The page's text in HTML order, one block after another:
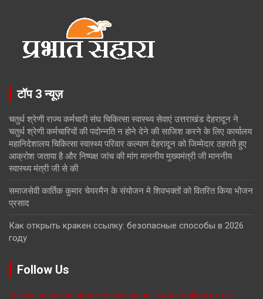
टॉप 3 न्यूज़
चतुर्थ श्रेणी राज्य कर्मचारी संघ चिकित्सा स्वास्थ्य सेवाएं उत्तराखंड देहरादून ने
चतुर्थ श्रेणी कर्मचारियों की पदोन्नति न होने देने की साजिश करने के लिए कार्यालय
महानिदेशालय चिकित्सा स्वास्थ्य परिवार कल्याण देहरादून को जिम्मेदार ठहराते हुए
आक्रोश जताया है और निष्पक्ष जांच की मांग माननीय मुख्यमंत्री जी माननीय
स्वास्थ्य मंत्री जी से की
समाजसेवी कार्तिक कुमार चेयरमैन के संयोजन मे शिवभक्तों को वितरित किया भोजन
प्रसाद
Как открыть кракен ссылку: безопасные способы в 2026
году
Follow Us
Follow us on Facebook Follow us on Twitter Follow us on